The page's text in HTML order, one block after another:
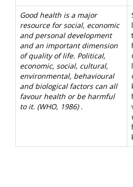
Good health is a major
resource for social, economic
and personal development
and an important dimension
of quality of life. Political,
economic, social, cultural,
environmental, behavioural
and biological factors can all
favour health or be harmful
to it. (WHO, 1986) .